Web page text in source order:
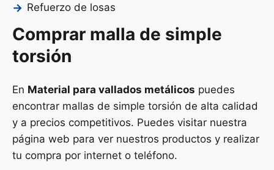
Refuerzo de losas
Comprar malla de simple
torsión
En Material para vallados metálicos puedes
encontrar mallas de simple torsión de alta calidad
y a precios competitivos. Puedes visitar nuestra
página web para ver nuestros productos y realizar
tu compra por internet o teléfono.